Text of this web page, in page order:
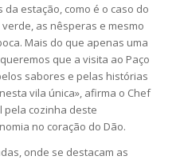
estação, como é o caso do
as nêsperas e mesmo
Mais do que apenas uma
que a visita ao Paço
sabores e pelas histórias
vila única», afirma o Chef
pela cozinha deste
no coração do Dão.
onde se destacam as